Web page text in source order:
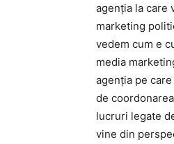
agenția la care
marketing
vedem cum e
media
agenția pe
de
lucruri legate
vine din